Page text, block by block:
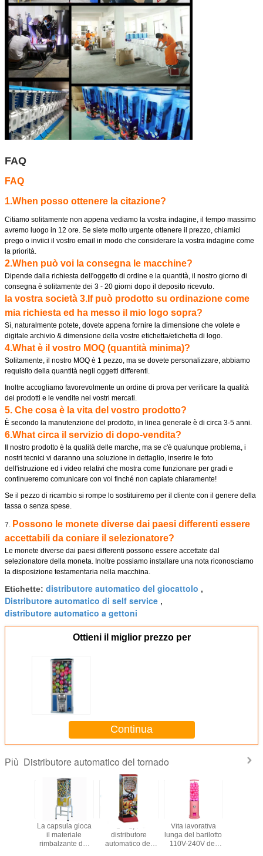
FAQ
FAQ
1.When posso ottenere la citazione?
Citiamo solitamente non appena vediamo la vostra indagine, il tempo massimo
avremo luogo in 12 ore. Se siete molto urgente ottenere il prezzo, chiamici
prego o inviici il vostro email in modo che considerare la vostra indagine come
la priorità.
2.When può voi la consegna le macchine?
Dipende dalla richiesta dell'oggetto di ordine e la quantità, il nostro giorno di
consegna è solitamente dei 3 - 20 giorni dopo il deposito ricevuto.
la vostra società 3.If può prodotto su ordinazione come
mia richiesta ed ha messo il mio logo sopra?
Sì, naturalmente potete, dovete appena fornire la dimensione che volete e
digitale archivio & dimensione della vostre etichetta/etichetta di logo.
4.What è il vostro MOQ (quantità minima)?
Solitamente, il nostro MOQ è 1 pezzo, ma se dovete personalizzare, abbiamo
requisito della quantità negli oggetti differenti.
Inoltre accogliamo favorevolmente un ordine di prova per verificare la qualità
dei prodotti e le vendite nei vostri mercati.
5. Che cosa è la vita del vostro prodotto?
È secondo la manutenzione del prodotto, in linea generale è di circa 3-5 anni.
6.What circa il servizio di dopo-vendita?
Il nostro prodotto è la qualità delle marche, ma se c'è qualunque problema, i
nostri tecnici vi daranno una soluzione in dettaglio, inserire le foto
dell'istruzione ed i video relativi che mostra come funzionare per gradi e
continueremo comunicare con voi finché non capiate chiaramente!
Se il pezzo di ricambio si rompe lo sostituiremo per il cliente con il genere della
tassa o senza spese.
7. Possono le monete diverse dai paesi differenti essere
accettabili da coniare il selezionatore?
Le monete diverse dai paesi differenti possono essere accettate dal
selezionatore della moneta. Inoltre possiamo installare una nota riconosciamo
la disposizione testamentaria nella macchina.
Etichette: distributore automatico del giocattolo ,
Distributore automatico di self service ,
distributore automatico a gettoni
Ottieni il miglior prezzo per
Continua
Più Distributore automatico del tornado
La capsula gioca
il materiale
rimbalzante del
1" - 1,4"
distributore
automatico del
Vita lavorativa
lunga del barilotto
110V-240V del